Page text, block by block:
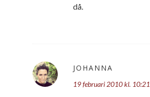
då.
JOHANNA
19 februari 2010 kl. 10:21